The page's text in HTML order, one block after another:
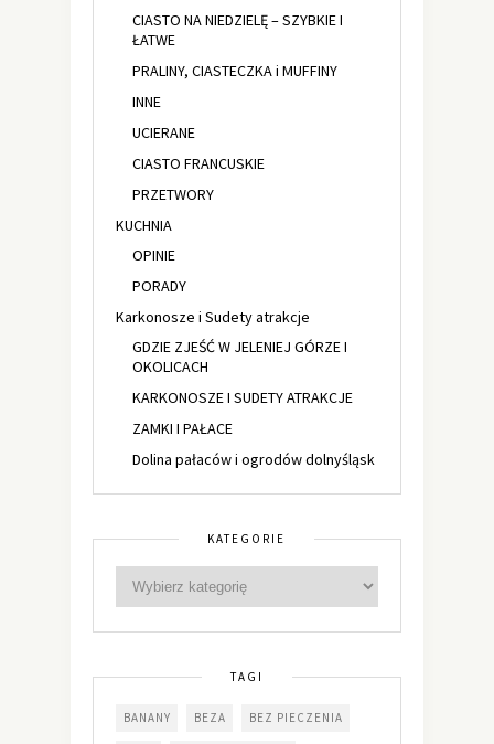
CIASTO NA NIEDZIELĘ – SZYBKIE I
ŁATWE
PRALINY, CIASTECZKA i MUFFINY
INNE
UCIERANE
CIASTO FRANCUSKIE
PRZETWORY
KUCHNIA
OPINIE
PORADY
Karkonosze i Sudety atrakcje
GDZIE ZJEŚĆ W JELENIEJ GÓRZE I
OKOLICACH
KARKONOSZE I SUDETY ATRAKCJE
ZAMKI I PAŁACE
Dolina pałaców i ogrodów dolnyśląsk
KATEGORIE
TAGI
BANANY BEZA BEZ PIECZENIA